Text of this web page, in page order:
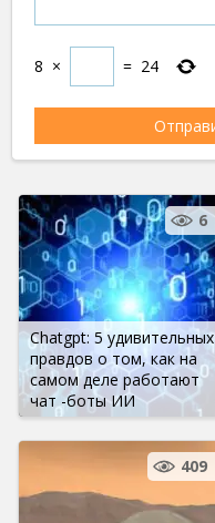
8 × = 24
Chatgpt: 5 удивительных
правдов о том, как на
самом деле работают
чат -боты ИИ
6
409